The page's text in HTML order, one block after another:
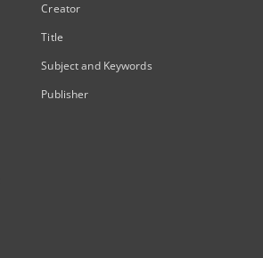
Creator
Title
Subject and Keywords
Publisher